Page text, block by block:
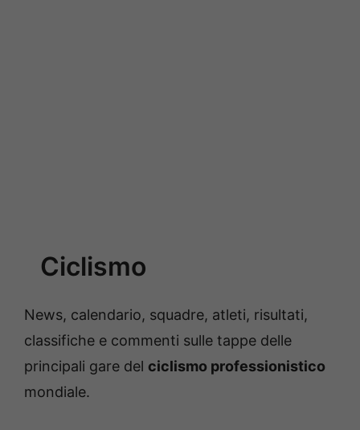
Ciclismo
News, calendario, squadre, atleti, risultati,
classifiche e commenti sulle tappe delle
principali gare del ciclismo professionistico
mondiale.